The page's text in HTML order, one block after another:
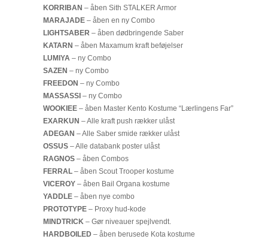
KORRIBAN – åben Sith STALKER Armor
MARAJADE – åben en ny Combo
LIGHTSABER – åben dødbringende Saber
KATARN – åben Maxamum kraft beføjelser
LUMIYA – ny Combo
SAZEN – ny Combo
FREEDON – ny Combo
MASSASSI – ny Combo
WOOKIEE – åben Master Kento Kostume “Lærlingens Far”
EXARKUN – Alle kraft push rækker ulåst
ADEGAN – Alle Saber smide rækker ulåst
OSSUS – Alle databank poster ulåst
RAGNOS – åben Combos
FERRAL – åben Scout Trooper kostume
VICEROY – åben Bail Organa kostume
YADDLE – åben nye combo
PROTOTYPE – Proxy hud-kode
MINDTRICK – Gør niveauer spejlvendt.
HARDBOILED – åben berusede Kota kostume